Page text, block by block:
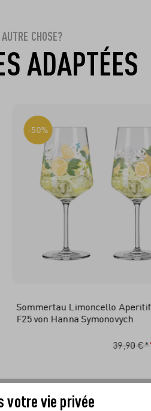
CHOSE?
ADAPTÉES
-50%
Sommertau Limoncello
F25 von Hanna Symonovych
39,90 €*
votre vie privée